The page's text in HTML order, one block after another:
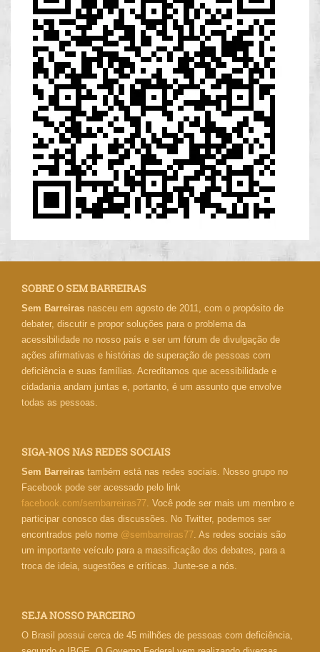
SOBRE O SEM BARREIRAS
Sem Barreiras nasceu em agosto de 2011, com o propósito de
debater, discutir e propor soluções para o problema da
acessibilidade no nosso país e ser um fórum de divulgação de
ações afirmativas e histórias de superação de pessoas com
deficiência e suas famílias. Acreditamos que acessibilidade e
cidadania andam juntas e, portanto, é um assunto que envolve
todas as pessoas.
SIGA-NOS NAS REDES SOCIAIS
Sem Barreiras também está nas redes sociais. Nosso grupo no
Facebook pode ser acessado pelo link
facebook.com/sembarreiras77. Você pode ser mais um membro e
participar conosco das discussões. No Twitter, podemos ser
encontrados pelo nome @sembarreiras77. As redes sociais são
um importante veículo para a massificação dos debates, para a
troca de ideia, sugestões e críticas. Junte-se a nós.
SEJA NOSSO PARCEIRO
O Brasil possui cerca de 45 milhões de pessoas com deficiência,